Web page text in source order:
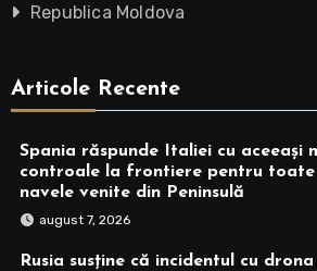
Republica Moldova
Articole Recente
Spania răspunde Italiei cu aceeași
controale la frontiere pentru toate
navele venite din Peninsulă
august 7, 2026
Rusia susține că incidentul cu